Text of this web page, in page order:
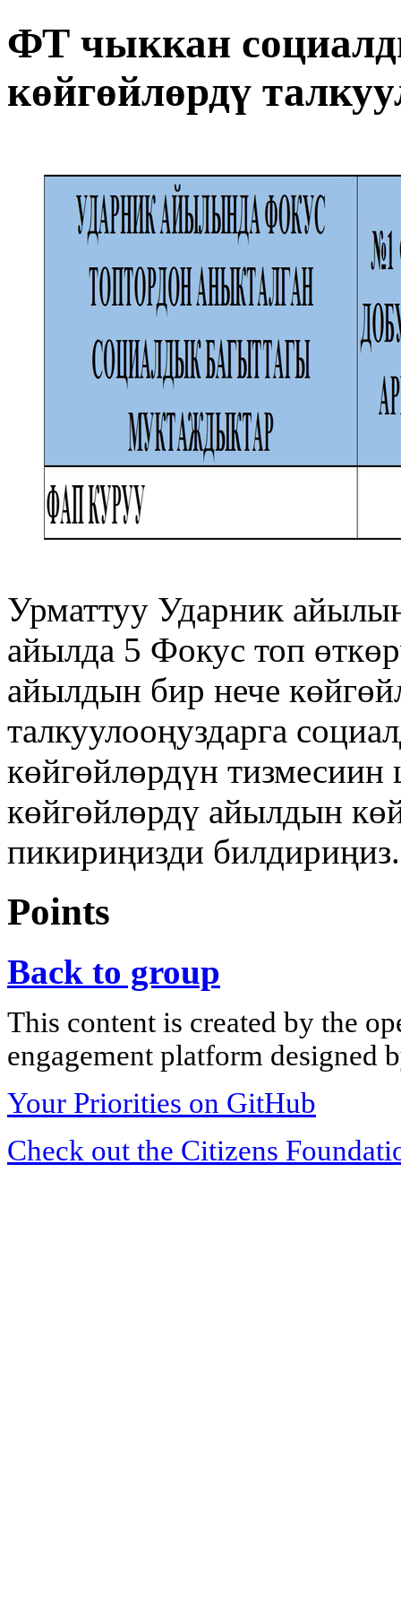
ФТ чыккан
көйгөйлөрдү
Урматтуу Ударник
айылда 5 Фокус топ
айылдын бир нече
талкуулооңуздарга
көйгөйлөрдүн
көйгөйлөрдү айылдын
пикириңизди билдириңиз.
Points
Back to group
This content is created by the
engagement platform designed
Your Priorities on GitHub
Check out the Citizens